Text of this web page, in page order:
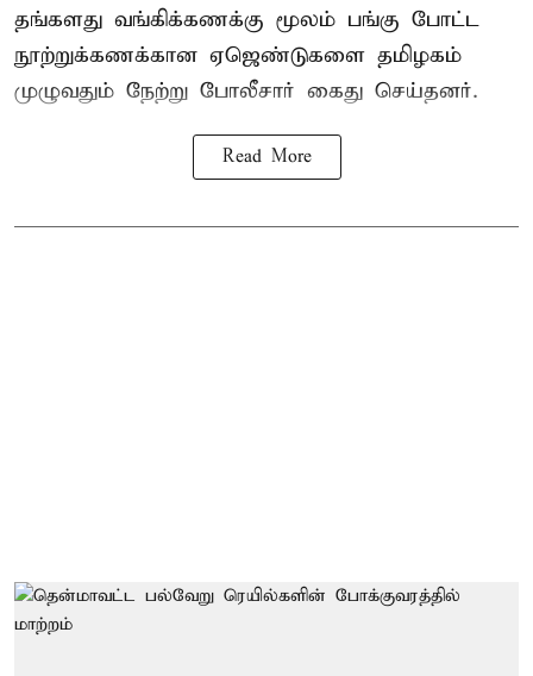
தங்களது வங்கிக்கணக்கு மூலம் பங்கு போட்ட
நூற்றுக்கணக்கான ஏஜெண்டுகளை தமிழகம்
முழுவதும் நேற்று போலீசார் கைது செய்தனர்.
Read More